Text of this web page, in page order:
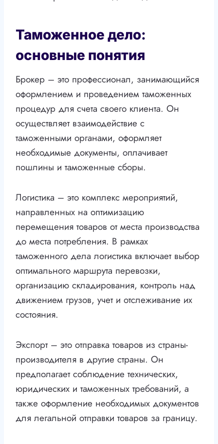
Таможенное дело:
основные понятия
Брокер – это профессионал, занимающийся
оформлением и проведением таможенных
процедур для счета своего клиента. Он
осуществляет взаимодействие с
таможенными органами, оформляет
необходимые документы, оплачивает
пошлины и таможенные сборы.
Логистика – это комплекс мероприятий,
направленных на оптимизацию
перемещения товаров от места производства
до места потребления. В рамках
таможенного дела логистика включает выбор
оптимального маршрута перевозки,
организацию складирования, контроль над
движением грузов, учет и отслеживание их
состояния.
Экспорт – это отправка товаров из страны-
производителя в другие страны. Он
предполагает соблюдение технических,
юридических и таможенных требований, а
также оформление необходимых документов
для легальной отправки товаров за границу.